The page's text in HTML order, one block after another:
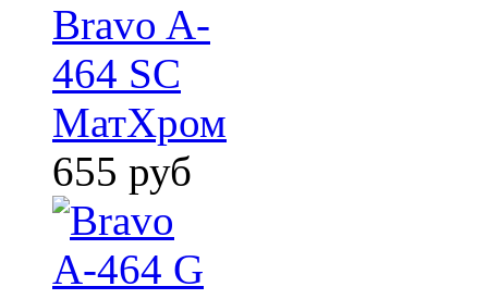
Bravo A-
464 SC
МатХром
655 руб